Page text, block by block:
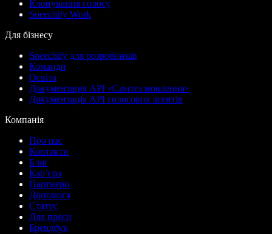
Клонування голосу
Speechify Work
Для бізнесу
Speechify для розробників
Команди
Освіта
Документація API «Синтез мовлення»
Документація API голосових агентів
Компанія
Про нас
Контакти
Блог
Кар’єра
Партнери
Допомога
Статус
Для преси
Брендбук